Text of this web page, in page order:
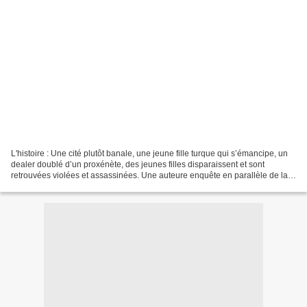
L'histoire : Une cité plutôt banale, une jeune fille turque qui s’émancipe, un
dealer doublé d’un proxénète, des jeunes filles disparaissent et sont
retrouvées violées et assassinées. Une auteure enquête en parallèle de la